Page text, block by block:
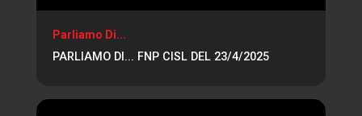
Parliamo Di...
PARLIAMO DI... FNP CISL DEL 23/4/2025